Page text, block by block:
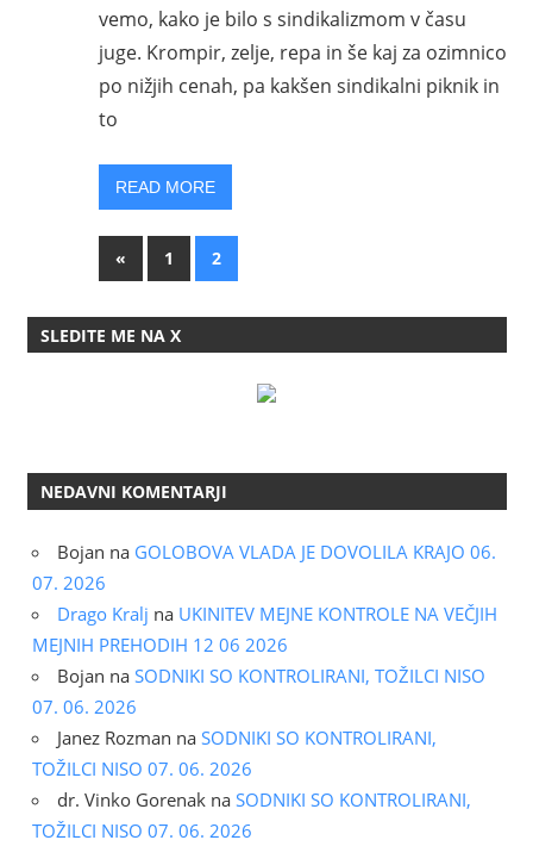
vemo, kako je bilo s sindikalizmom v času
juge. Krompir, zelje, repa in še kaj za ozimnico
po nižjih cenah, pa kakšen sindikalni piknik in
to
READ MORE
Posts
«Previous
Posts
1 2
SLEDITE ME NA X
NEDAVNI KOMENTARJI
Bojan na GOLOBOVA VLADA JE DOVOLILA KRAJO 06.
07. 2026
Drago Kralj na UKINITEV MEJNE KONTROLE NA VEČJIH
MEJNIH PREHODIH 12 06 2026
Bojan na SODNIKI SO KONTROLIRANI, TOŽILCI NISO
07. 06. 2026
Janez Rozman na SODNIKI SO KONTROLIRANI,
TOŽILCI NISO 07. 06. 2026
dr. Vinko Gorenak na SODNIKI SO KONTROLIRANI,
TOŽILCI NISO 07. 06. 2026